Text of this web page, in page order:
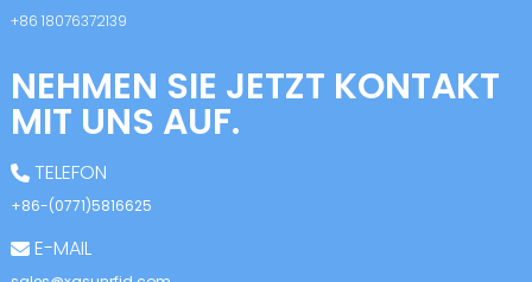
+86 18076372139
NEHMEN SIE JETZT KONTAKT
MIT UNS AUF.
TELEFON
+86-(0771)5816625
E-MAIL